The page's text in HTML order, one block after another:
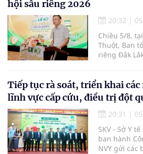
phần cùng
hội sầu riêng 2026
20:32 |
Chiều 5/8,
Thuột, Ban
riêng Đắk
hội Sầu riêng
chủ đề
vươn xa”,
15/8/2026
phường
Pắc, phường
trồng sầu
Tiếp tục rà soát, triển khai
lĩnh vực cấp cứu, điều trị đột
20:31 |
SKV - Sở Y
ban hành
NVY gửi các